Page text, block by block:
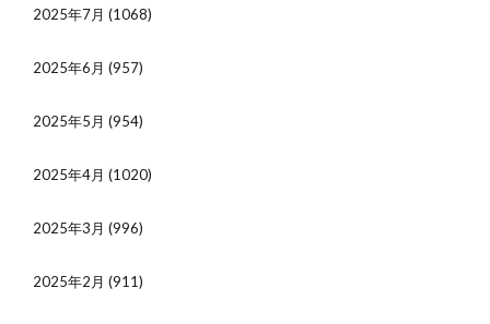
2025年7月 (1068)
2025年6月 (957)
2025年5月 (954)
2025年4月 (1020)
2025年3月 (996)
2025年2月 (911)